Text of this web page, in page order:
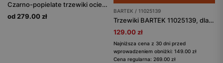
Czarno-popielate trzewiki ocieplane BARTEK o zwiększonej wodoodporności 8800671
od 279.00 zł
BARTEK / 11025139
Trzewiki BARTEK 11025139, dla dziewcząt, srebrne
129.00 zł
Najniższa cena z 30 dni przed
wprowadzeniem obniżki: 149.00 zł
Cena regularna: 269.00 zł